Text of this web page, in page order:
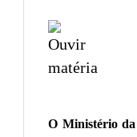
O Ministério